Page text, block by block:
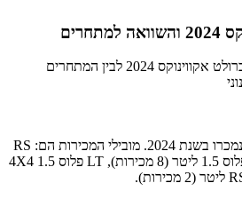
השוואת רמות הגימור של שברולט אקווינוקס 2024 לבין המתחרים
22 רכבי שברולט אקווינוקס נמכרו בשנת 2024. מובילי המכירות הם: RS
1.5 ליטר (10 מכירות), LT פלוס 1.5 ליטר (8 מכירות), LT פלוס 4X4 1.5